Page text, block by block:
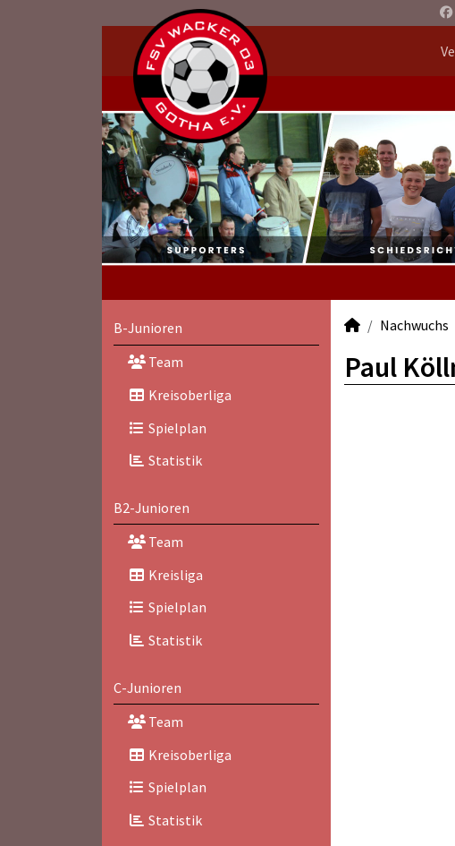
B-Junioren
Team
Kreisoberliga
Spielplan
Statistik
B2-Junioren
Team
Kreisliga
Spielplan
Statistik
C-Junioren
Team
Kreisoberliga
Spielplan
Statistik
Nachwuchs
Paul